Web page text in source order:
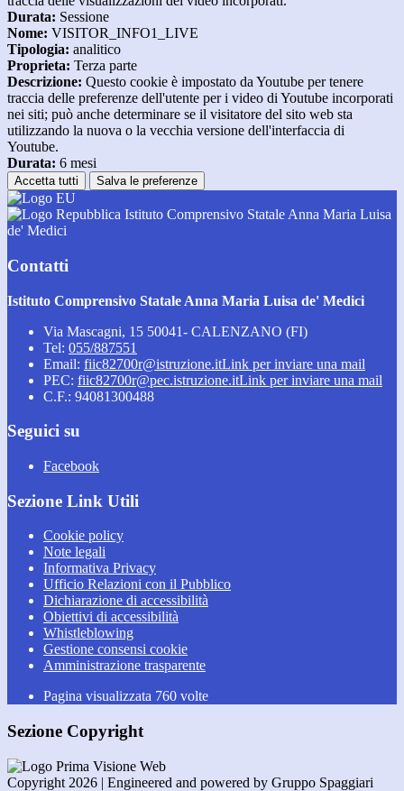
Durata: Sessione
Nome: VISITOR_INFO1_LIVE
Tipologia: analitico
Proprieta: Terza parte
Descrizione: Questo cookie è impostato da Youtube per tenere
traccia delle preferenze dell'utente per i video di Youtube incorporati
nei siti; può anche determinare se il visitatore del sito web sta
utilizzando la nuova o la vecchia versione dell'interfaccia di
Youtube.
Durata: 6 mesi
Accetta tutti Salva le preferenze
Istituto Comprensivo Statale Anna Maria Luisa
de' Medici
Contatti
Istituto Comprensivo Statale Anna Maria Luisa de' Medici
Via Mascagni, 15 50041- CALENZANO (FI)
Tel: 055/887551
Email: fiic82700r@istruzione.itLink per inviare una mail
PEC: fiic82700r@pec.istruzione.itLink per inviare una mail
C.F.: 94081300488
Seguici su
Facebook
Sezione Link Utili
Cookie policy
Note legali
Informativa Privacy
Ufficio Relazioni con il Pubblico
Dichiarazione di accessibilità
Obiettivi di accessibilità
Whistleblowing
Gestione consensi cookie
Amministrazione trasparente
Pagina visualizzata 760 volte
Sezione Copyright
Copyright 2026 | Engineered and powered by Gruppo Spaggiari